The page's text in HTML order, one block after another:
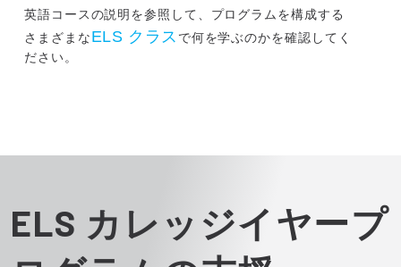
英語コースの説明を参照して、プログラムを構成する
さまざまなELS クラス で何を学ぶのかを確認してく
ださい。
ELS カレッジイヤープ